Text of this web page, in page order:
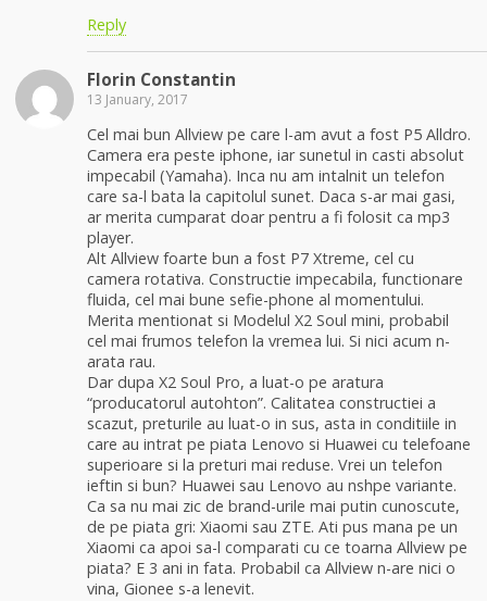
Reply
Florin Constantin
13 January, 2017
Cel mai bun Allview pe care l-am avut a fost P5 Alldro.
Camera era peste iphone, iar sunetul in casti absolut
impecabil (Yamaha). Inca nu am intalnit un telefon
care sa-l bata la capitolul sunet. Daca s-ar mai gasi,
ar merita cumparat doar pentru a fi folosit ca mp3
player.
Alt Allview foarte bun a fost P7 Xtreme, cel cu
camera rotativa. Constructie impecabila, functionare
fluida, cel mai bune sefie-phone al momentului.
Merita mentionat si Modelul X2 Soul mini, probabil
cel mai frumos telefon la vremea lui. Si nici acum n-
arata rau.
Dar dupa X2 Soul Pro, a luat-o pe aratura
“producatorul autohton”. Calitatea constructiei a
scazut, preturile au luat-o in sus, asta in conditiile in
care au intrat pe piata Lenovo si Huawei cu telefoane
superioare si la preturi mai reduse. Vrei un telefon
ieftin si bun? Huawei sau Lenovo au nshpe variante.
Ca sa nu mai zic de brand-urile mai putin cunoscute,
de pe piata gri: Xiaomi sau ZTE. Ati pus mana pe un
Xiaomi ca apoi sa-l comparati cu ce toarna Allview pe
piata? E 3 ani in fata. Probabil ca Allview n-are nici o
vina, Gionee s-a lenevit.